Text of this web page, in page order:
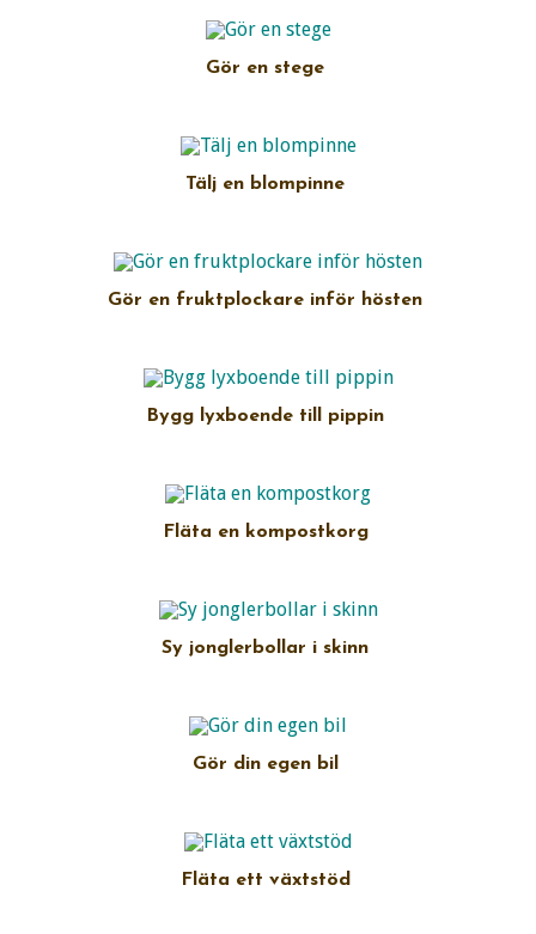
Gör en stege
Tälj en blompinne
Gör en fruktplockare inför hösten
Bygg lyxboende till pippin
Fläta en kompostkorg
Sy jonglerbollar i skinn
Gör din egen bil
Fläta ett växtstöd